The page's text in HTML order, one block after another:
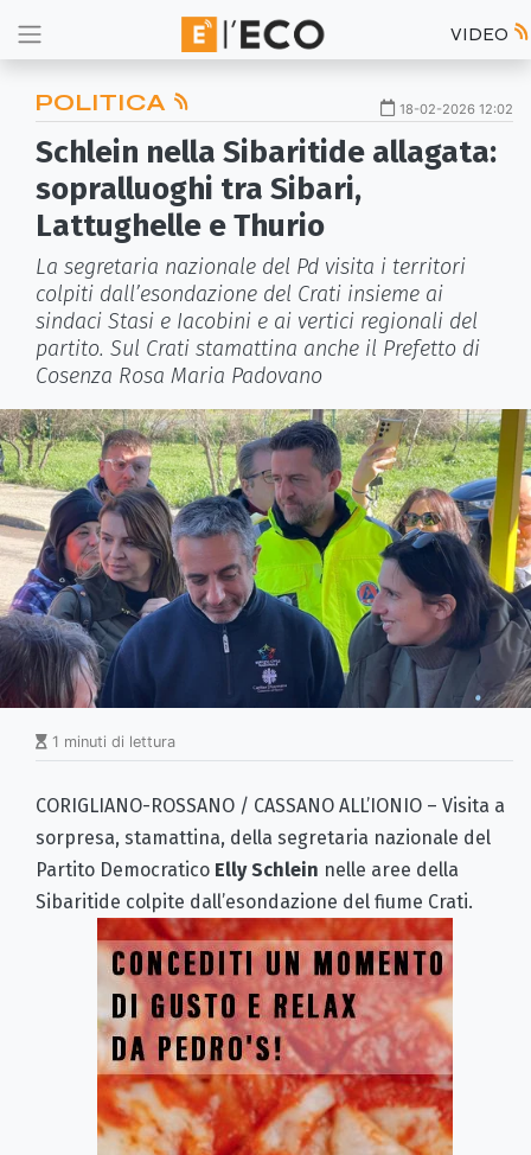
VIDEO
POLITICA 18-02-2026 12:02
Schlein nella Sibaritide allagata:
sopralluoghi tra Sibari,
Lattughelle e Thurio
La segretaria nazionale del Pd visita i territori
colpiti dall’esondazione del Crati insieme ai
sindaci Stasi e Iacobini e ai vertici regionali del
partito. Sul Crati stamattina anche il Prefetto di
Cosenza Rosa Maria Padovano
1 minuti di lettura
CORIGLIANO-ROSSANO / CASSANO ALL’IONIO – Visita a
sorpresa, stamattina, della segretaria nazionale del
Partito Democratico Elly Schlein nelle aree della
Sibaritide colpite dall’esondazione del fiume Crati.